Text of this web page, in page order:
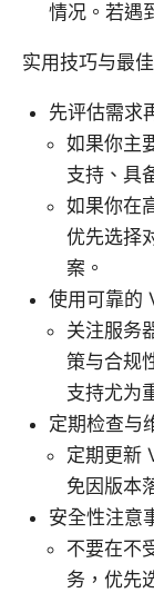
情况。若遇
实用技巧与最
先评估需求
如果你主
支持、具
如果你在
优先选择
案。
使用可靠的
关注服务
策与合规
支持尤为
定期检查与
定期更新
免因版本
安全性注意
不要在不
务，优先